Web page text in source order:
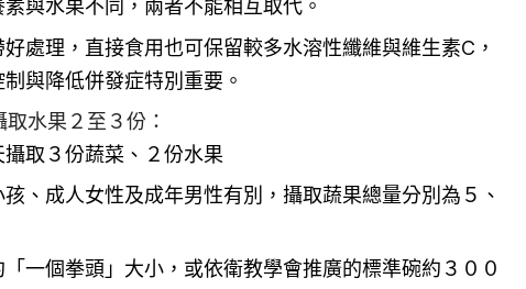
素與水果不同，兩者不能相互取代。
處理，直接食用也可保留較多水溶性纖維與維生素C，
與降低併發症特別重要。
水果２至３份：
攝取３份蔬菜、２份水果
孩、成人女性及成年男性有別，攝取蔬果總量分別為５、
「一個拳頭」大小，或依衛教學會推廣的標準碗約３００